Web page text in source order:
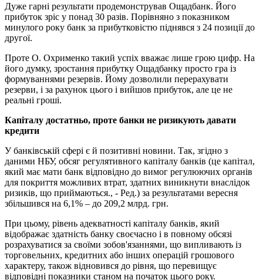
Дуже гарні результати продемонстрував Ощадбанк. Його
прибуток зріс у понад 30 разів. Порівняно з показником
минулого року банк за прибутковістю піднявся з 24 позиції до
другої.
Проте О. Охрименко такий успіх вважає лише грою цифр. На
його думку, зростання прибутку Ощадбанку просто гра із
формуваннями резервів. Йому дозволили перерахувати
резерви, і за рахунок цього і вийшов прибуток, але це не
реальні гроші.
Капіталу достатньо, проте банки не ризикують давати
кредити
У банківській сфері є й позитивні новини. Так, згідно з
даними НБУ, обсяг регулятивного капіталу банків (це капітал,
який має мати банк відповідно до вимог регулюючих органів
для покриття можливих втрат, здатних виникнути внаслідок
ризиків, що приймаються., - Ред.) за результатами вересня
збільшився на 6,1% – до 209,2 млрд. грн.
При цьому, рівень адекватності капіталу банків, який
відображає здатність банку своєчасно і в повному обсязі
розрахуватися за своїми зобов'язаннями, що випливають із
торговельних, кредитних або інших операцій грошового
характеру, також відновився до рівня, що перевищує
відповідні показники станом на початок цього року.